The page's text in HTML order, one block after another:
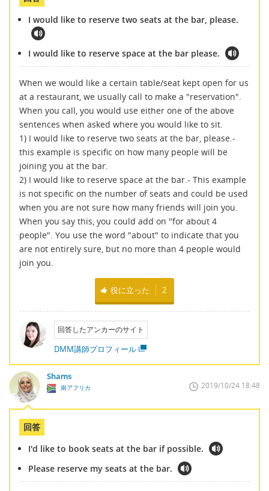
I would like to reserve two seats at the bar, please.
I would like to reserve space at the bar please.
When we would like a certain table/seat kept open for us
at a restaurant, we usually call to make a "reservation".
When you call, you would use either one of the above
sentences when asked where you would like to sit.
1) I would like to reserve two seats at the bar, please.-
this example is specific on how many people will be
joining you at the bar.
2) I would like to reserve space at the bar.- This example
is not specific on the number of seats and could be used
when you are not sure how many friends will join you.
When you say this, you could add on "for about 4
people". You use the word "about" to indicate that you
are not entirely sure, but no more than 4 people would
join you.
役に立った 2
回答したアンカーのサイト
DMM講師プロフィール
Shams
南アフリカ 2019/10/24 18:48
回答
I'd like to book seats at the bar if possible.
Please reserve my seats at the bar.